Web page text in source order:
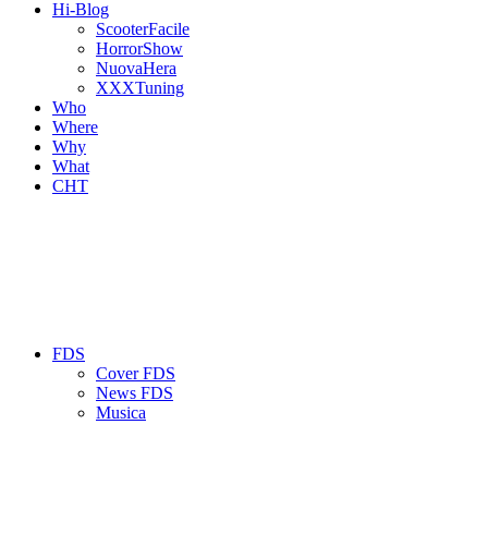
Hi-Blog
ScooterFacile
HorrorShow
NuovaHera
XXXTuning
Who
Where
Why
What
CHT
FDS
Cover FDS
News FDS
Musica